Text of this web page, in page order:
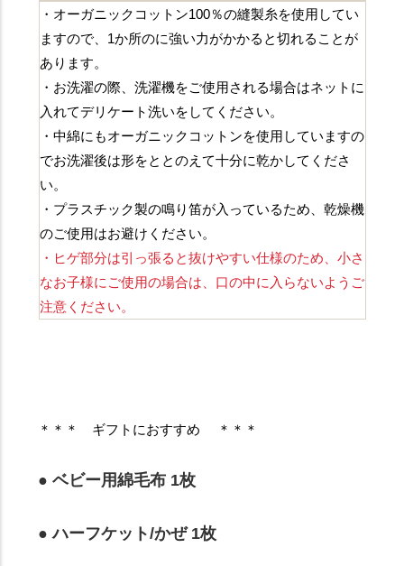
・オーガニックコットン100％の縫製糸を使用してい
ますので、1か所のに強い力がかかると切れることが
あります。
・お洗濯の際、洗濯機をご使用される場合はネットに
入れてデリケート洗いをしてください。
・中綿にもオーガニックコットンを使用していますの
でお洗濯後は形をととのえて十分に乾かしてくださ
い。
・プラスチック製の鳴り笛が入っているため、乾燥機
のご使用はお避けください。
・ヒゲ部分は引っ張ると抜けやすい仕様のため、小さ
なお子様にご使用の場合は、口の中に入らないようご
注意ください。
＊＊＊ ギフトにおすすめ ＊＊＊
● ベビー用綿毛布 1枚
● ハーフケット/かぜ 1枚